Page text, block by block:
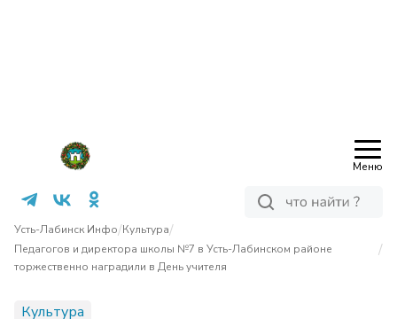
Меню
Усть-Лабинск Инфо/Культура/
Педагогов и директора школы №7 в Усть-Лабинском районе
торжественно наградили в День учителя
/
Культура